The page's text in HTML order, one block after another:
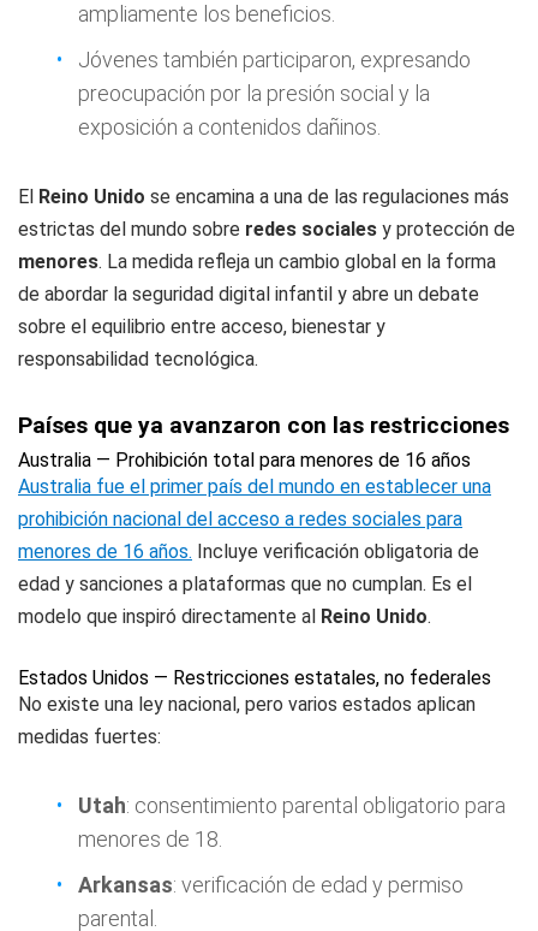
ampliamente los beneficios.
Jóvenes también participaron, expresando
preocupación por la presión social y la
exposición a contenidos dañinos.
El Reino Unido se encamina a una de las regulaciones más
estrictas del mundo sobre redes sociales y protección de
menores. La medida refleja un cambio global en la forma
de abordar la seguridad digital infantil y abre un debate
sobre el equilibrio entre acceso, bienestar y
responsabilidad tecnológica.
Países que ya avanzaron con las restricciones
Australia — Prohibición total para menores de 16 años
Australia fue el primer país del mundo en establecer una
prohibición nacional del acceso a redes sociales para
menores de 16 años. Incluye verificación obligatoria de
edad y sanciones a plataformas que no cumplan. Es el
modelo que inspiró directamente al Reino Unido.
Estados Unidos — Restricciones estatales, no federales
No existe una ley nacional, pero varios estados aplican
medidas fuertes:
Utah: consentimiento parental obligatorio para
menores de 18.
Arkansas: verificación de edad y permiso
parental.